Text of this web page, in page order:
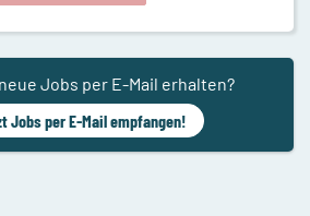
Jobs per E-Mail erhalten?
Jobs per E-Mail empfangen!